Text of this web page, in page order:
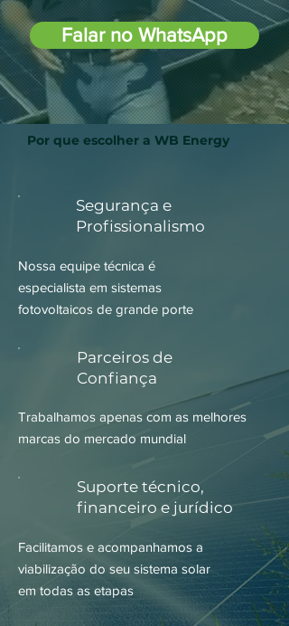
Falar no WhatsApp
Por que escolher a WB Energy
Segurança e
Profissionalismo
Nossa equipe técnica é
especialista em sistemas
fotovoltaicos de grande porte
Parceiros de
Confiança
Trabalhamos apenas com as melhores
marcas do mercado mundial
Suporte técnico,
financeiro e jurídico
Facilitamos e acompanhamos a
viabilização do seu sistema solar
em todas as etapas